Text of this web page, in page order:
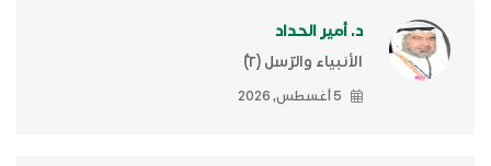
د. أمير الحداد
الأنبياء والرّسل (٢)ّ
5 أغسطس, 2026